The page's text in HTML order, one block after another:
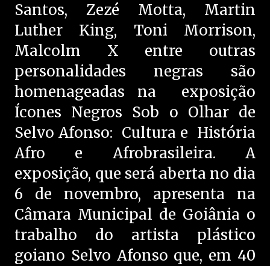
Santos, Zezé Motta, Martin
Luther King, Toni Morrison,
Malcolm X entre outras
personalidades negras são
homenageadas na exposição
Ícones Negros Sob o Olhar de
Selvo Afonso: Cultura e História
Afro e Afrobrasileira. A
exposição, que será aberta no dia
6 de novembro, apresenta na
Câmara Municipal de Goiânia o
trabalho do artista plástico
goiano Selvo Afonso que, em 40